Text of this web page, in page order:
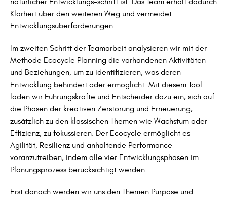
Klarheit über den weiteren Weg und vermeidet
Entwicklungsüberforderungen.
Im zweiten Schritt der Teamarbeit analysieren wir mit der
Methode Ecocycle Planning die vorhandenen Aktivitäten
und Beziehungen, um zu identifizieren, was deren
Entwicklung behindert oder ermöglicht. Mit diesem Tool
laden wir Führungskräfte und Entscheider dazu ein, sich auf
die Phasen der kreativen Zerstörung und Erneuerung,
zusätzlich zu den klassischen Themen wie Wachstum oder
Effizienz, zu fokussieren. Der Ecocycle ermöglicht es
Agilität, Resilienz und anhaltende Performance
voranzutreiben, indem alle vier Entwicklungsphasen im
Planungsprozess berücksichtigt werden.
Erst danach werden wir uns den Themen Purpose und